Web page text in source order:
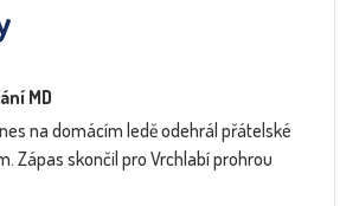
MD
na domácím ledě odehrál přátelské
Zápas skončil pro Vrchlabí prohrou